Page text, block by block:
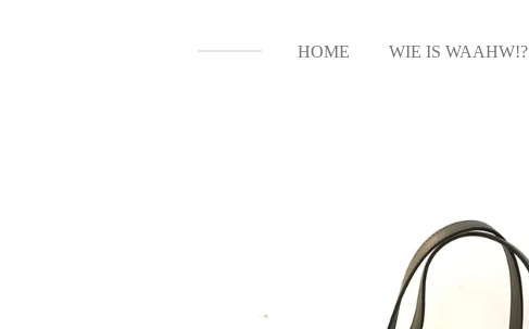
HOME WIE IS WAAHW!?